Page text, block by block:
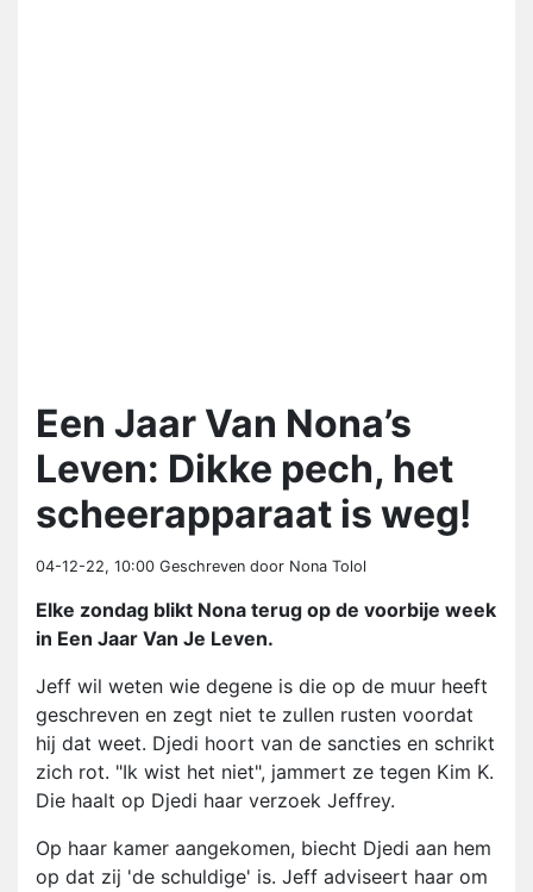
Een Jaar Van Nona’s
Leven: Dikke pech, het
scheerapparaat is weg!
04-12-22, 10:00 Geschreven door Nona Tolol
Elke zondag blikt Nona terug op de voorbije week
in Een Jaar Van Je Leven.
Jeff wil weten wie degene is die op de muur heeft
geschreven en zegt niet te zullen rusten voordat
hij dat weet. Djedi hoort van de sancties en schrikt
zich rot. "Ik wist het niet", jammert ze tegen Kim K.
Die haalt op Djedi haar verzoek Jeffrey.
Op haar kamer aangekomen, biecht Djedi aan hem
op dat zij 'de schuldige' is. Jeff adviseert haar om